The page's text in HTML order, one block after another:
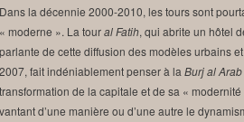
Dans la décennie 2000-2010, les tours sont
« moderne ». La toural Fatih, qui abrite un hôtel
parlante de cette diffusion des modèles urbains
2007, fait indéniablement penser à la Burj al Arab
transformation de la capitale et de sa «
vantant d’une manière ou d’une autre le